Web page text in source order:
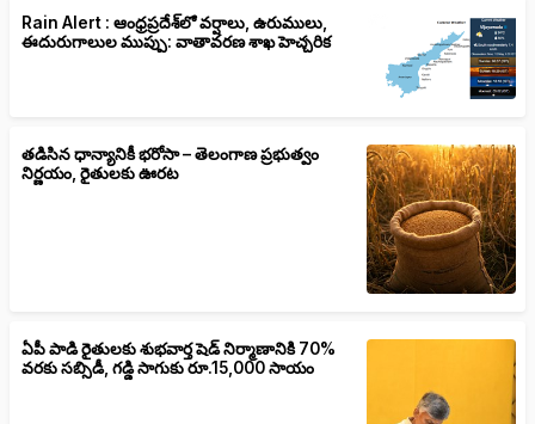
Rain Alert : ఆంధ్రప్రదేశ్‌లో వర్షాలు, ఉరుములు,
ఈదురుగాలుల ముప్పు: వాతావరణ శాఖ హెచ్చరిక
తడిసిన ధాన్యానికీ భరోసా – తెలంగాణ ప్రభుత్వం
నిర్ణయం, రైతులకు ఊరట
ఏపీ పాడి రైతులకు శుభవార్త షెడ్ నిర్మాణానికి 70%
వరకు సబ్సిడీ, గడ్డి సాగుకు రూ.15,000 సాయం